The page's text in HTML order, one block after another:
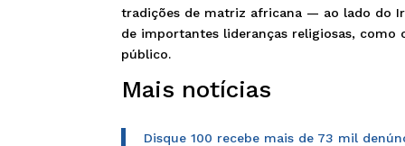
tradições de matriz africana — ao lado do
de importantes lideranças religiosas, como
público.
Mais notícias
Disque 100 recebe mais de 73 mil